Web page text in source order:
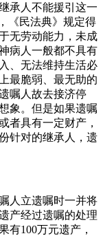
承人不能援引这一
《民法典》规定得
无劳动能力，未成
病人一般都不具有
、无法维持生活必
最脆弱、最无助的
嘱人故去接济停
象。但是如果遗嘱
者具有一定财产，
针对的继承人，遗
人立遗嘱时一并将
产经过遗嘱的处理
有100万元遗产，